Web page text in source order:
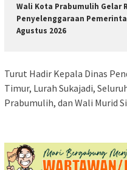
Wali Kota Prabumulih Gelar
Penyelenggaraan
Agustus 2026
Turut Hadir Kepala Dinas
Timur, Lurah Sukajadi,
Prabumulih, dan Wali Murid